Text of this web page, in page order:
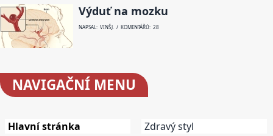
Výduť na mozku
NAPSAL: VINŠ J. / KOMENTÁŘŮ: 28
NAVIGAČNÍ MENU
Hlavní stránka Zdravý styl